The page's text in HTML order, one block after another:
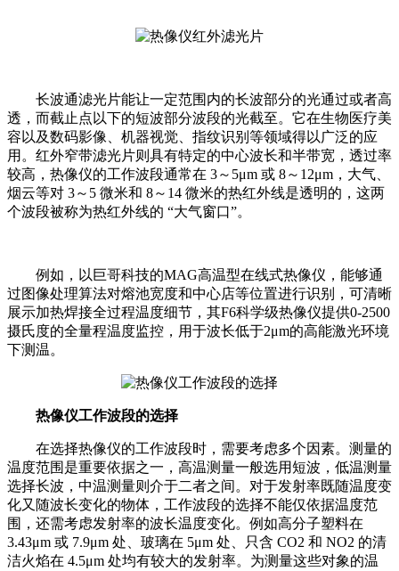
长波通滤光片能让一定范围内的长波部分的光通过或者高
透，而截止点以下的短波部分波段的光截至。它在生物医疗美
容以及数码影像、机器视觉、指纹识别等领域得以广泛的应
用。红外窄带滤光片则具有特定的中心波长和半带宽，透过率
较高， 热像仪的工作波段通常在 3～5μm 或 8～12μm，大气、
烟云等对 3～5 微米和 8～14 微米的热红外线是透明的，这两
个波段被称为热红外线的 “大气窗口”。
例如，以巨哥科技的MAG高温型在线式热像仪，能够通
过图像处理算法对熔池宽度和中心店等位置进行识别，可清晰
展示加热焊接全过程温度细节，其F6科学级热像仪提供0-2500
摄氏度的全量程温度监控，用于波长低于2μm的高能激光环境
下测温。
热像仪工作波段的选择
在选择热像仪的工作波段时，需要考虑多个因素。测量的
温度范围是重要依据之一，高温测量一般选用短波，低温测量
选择长波，中温测量则介于二者之间。对于发射率既随温度变
化又随波长变化的物体，工作波段的选择不能仅依据温度范
围，还需考虑发射率的波长温度变化。例如高分子塑料在
3.43μm 或 7.9μm 处、玻璃在 5μm 处、只含 CO2 和 NO2 的清
洁火焰在 4.5μm 处均有较大的发射率。为测量这些对象的温